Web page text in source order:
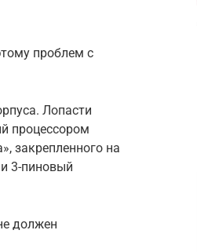
проблем с
Лопасти
процессором
закрепленного на
3-пиновый
должен